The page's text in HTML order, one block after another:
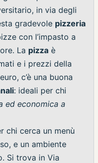
in via degli
gradevole pizzeria
con l’impasto a
La pizza è
e i prezzi della
c’è una buona
: ideali per chi
ed economica a
chi cerca un menù
e un ambiente
Si trova in Via